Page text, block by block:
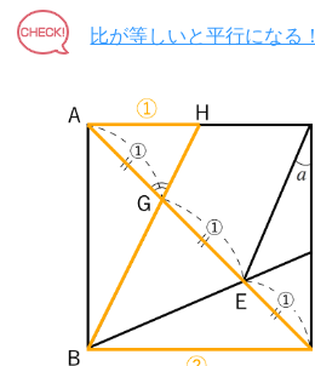
比が等しいと平行になる！